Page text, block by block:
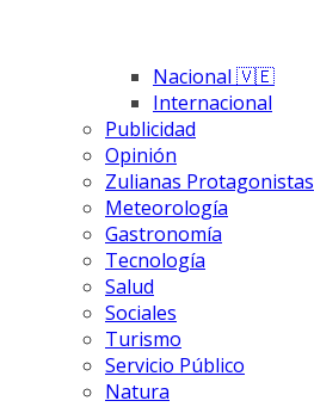
Nacional 🇻🇪
Internacional
Publicidad
Opinión
Zulianas Protagonistas
Meteorología
Gastronomía
Tecnología
Salud
Sociales
Turismo
Servicio Público
Natura